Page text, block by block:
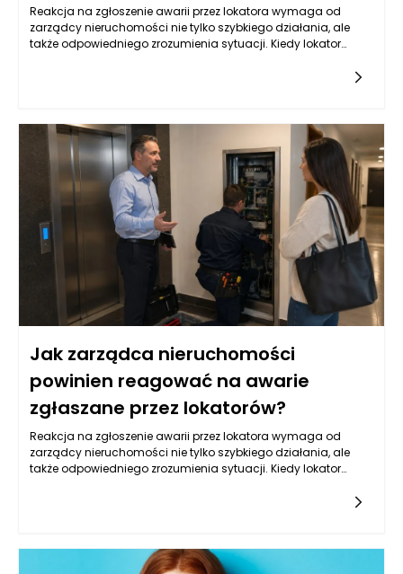
Reakcja na zgłoszenie awarii przez lokatora wymaga od
zarządcy nieruchomości nie tylko szybkiego działania, ale
także odpowiedniego zrozumienia sytuacji. Kiedy lokator
niezbędnych informacji. Zarządca powinien zwrócić uwagę
wystąpił. Taka wstępna analiza pozwoli ustalić priorytet
działań oraz określić, czy konieczna jest interwencja
specjalisty, czy awaria może być rozwiązana zdalnie.
Równocześnie, ważne jest, aby zarządca okazał empatię i
zrozumienie dla lokatora, który może odczuwać stres
związany z daną sytuacją. Takie podejście buduje zaufanie i
pokazuje, że zarządzanie nieruchomościami Poznań nie
polega jedynie na sprawnym administrowaniu, ale także na
tworzeniu relacji z mieszkańcami.
Jak zarządca nieruchomości
powinien reagować na awarie
zgłaszane przez lokatorów?
Reakcja na zgłoszenie awarii przez lokatora wymaga od
zarządcy nieruchomości nie tylko szybkiego działania, ale
także odpowiedniego zrozumienia sytuacji. Kiedy lokator
niezbędnych informacji. Zarządca powinien zwrócić uwagę
wystąpił. Taka wstępna analiza pozwoli ustalić priorytet
działań oraz określić, czy konieczna jest interwencja